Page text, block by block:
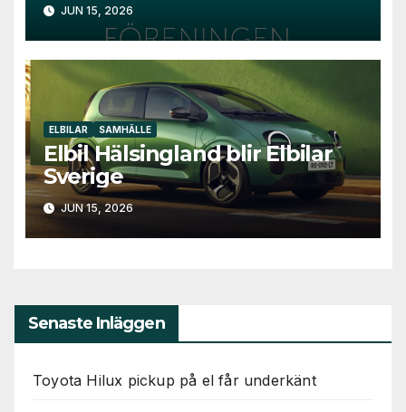
JUN 15, 2026
ELBILAR SAMHÄLLE
Elbil Hälsingland blir Elbilar
Sverige
JUN 15, 2026
Senaste Inläggen
Toyota Hilux pickup på el får underkänt
behövs för
över huvud